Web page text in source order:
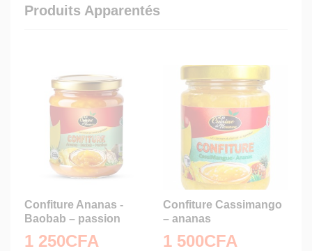
Produits Apparentés
Confiture Ananas -
Baobab – passion
1 250CFA
Confiture Cassimango
– ananas
1 500CFA